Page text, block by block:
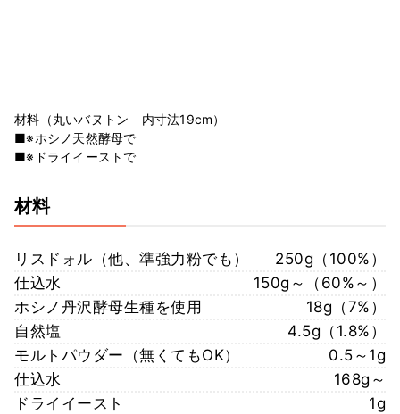
材料（丸いバヌトン 内寸法19cm）
■※ホシノ天然酵母で
■※ドライイーストで
材料
リスドォル（他、準強力粉でも）
250g（100%）
仕込水
150g～（60%～）
ホシノ丹沢酵母生種を使用
18g（7%）
自然塩
4.5g（1.8%）
モルトパウダー（無くてもOK）
0.5～1g
仕込水
168g～
ドライイースト
1g